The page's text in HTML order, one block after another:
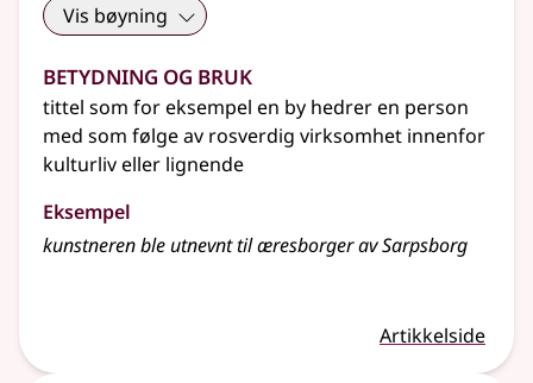
Vis bøyning
Betydning og bruk
tittel som for eksempel en by hedrer en person
med som følge av rosverdig virksomhet innenfor
kulturliv eller lignende
Eksempel
kunstneren ble utnevnt til æresborger av Sarpsborg
Artikkelside